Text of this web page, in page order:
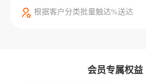
根据客户分类批量触达%送达
会员专属权益